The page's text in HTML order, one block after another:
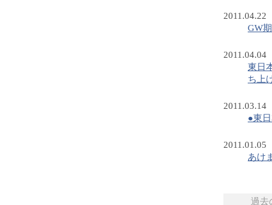
2011.04.22
GW
2011.04.04
東日
ち上
2011.03.14
●東
2011.01.05
あけ
過